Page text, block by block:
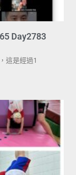
Day2783
這是經過1